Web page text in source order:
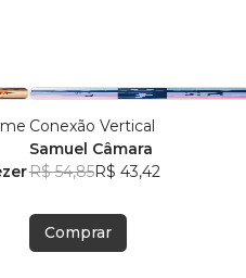
Conexão Vertical
Samuel Câmara
R$ 54,85R$ 43,42
Comprar